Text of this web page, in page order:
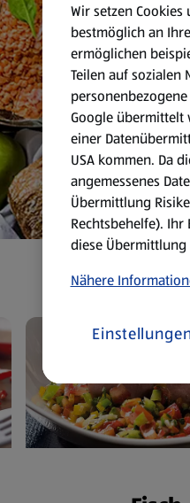
Wir setzen
bestmöglich an
ermöglichen
Teilen auf sozialen
Google übermittelt
einer
USA kommen. Da
angemessenes
Übermittlung
Rechtsbehelfe). Ihr
diese
Nähere